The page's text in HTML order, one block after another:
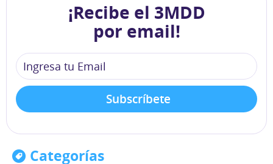
¡Recibe el 3MDD
por email!
Categorías